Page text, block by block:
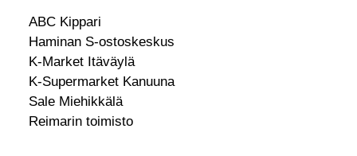
ABC Kippari
Haminan S-ostoskeskus
K-Market Itäväylä
K-Supermarket Kanuuna
Sale Miehikkälä
Reimarin toimisto